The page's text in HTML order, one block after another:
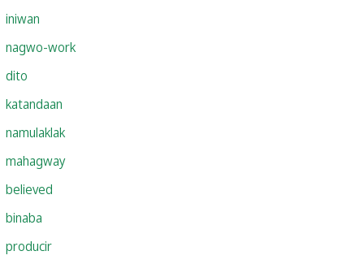
iniwan
nagwo-work
dito
katandaan
namulaklak
mahagway
believed
binaba
producir